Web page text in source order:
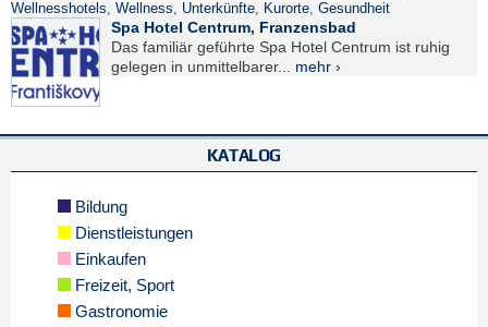
Wellnesshotels, Wellness, Unterkünfte, Kurorte, Gesundheit
Spa Hotel Centrum, Franzensbad
Das familiär geführte Spa Hotel Centrum ist ruhig
gelegen in unmittelbarer... mehr ›
KATALOG
Bildung
Dienstleistungen
Einkaufen
Freizeit, Sport
Gastronomie